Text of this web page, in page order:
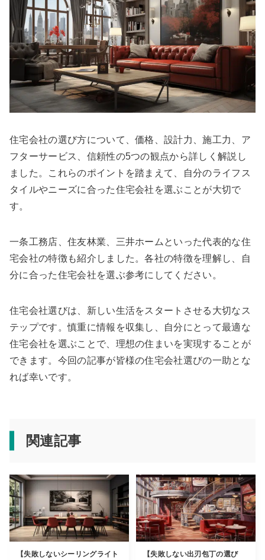
住宅会社の選び方について、価格、設計力、施工力、ア
フターサービス、信頼性の5つの観点から詳しく解説し
ました。これらのポイントを踏まえて、自分のライフス
タイルやニーズに合った住宅会社を選ぶことが大切で
す。
一条工務店、住友林業、三井ホームといった代表的な住
宅会社の特徴も紹介しました。各社の特徴を理解し、自
分に合った住宅会社を選ぶ参考にしてください。
住宅会社選びは、新しい生活をスタートさせる大切なス
テップです。慎重に情報を収集し、自分にとって最適な
住宅会社を選ぶことで、理想の住まいを実現することが
できます。今回の記事が皆様の住宅会社選びの一助とな
れば幸いです。
関連記事
【失敗しないシーリングライト
【失敗しない出刃包丁の選び